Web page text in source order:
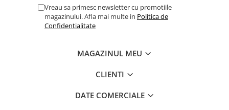
Vreau sa primesc newsletter cu promotiile
magazinului. Afla mai multe in Politica de
Confidentialitate
MAGAZINUL MEU
CLIENTI
DATE COMERCIALE